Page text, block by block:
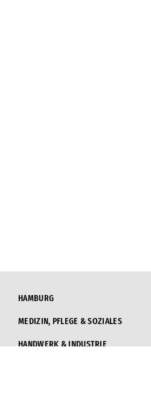
HAMBURG
MEDIZIN, PFLEGE & SOZIALES
HANDWERK & INDUSTRIE